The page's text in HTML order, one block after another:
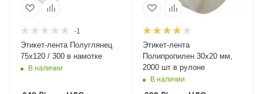
-1
Этикет-лента Полуглянец
75х120 / 300 в намотке
В наличии
Этикет-лента
Полипропилен 30х20 мм,
2000 шт в рулоне
В наличии